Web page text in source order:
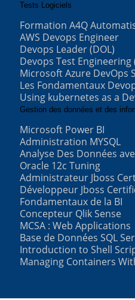
Tests Logiciels
Formation A4Q
AWS Devops Engineer
Devops Leader (DOL)
Devops Test Engineering
Microsoft Azure DevOps
Les Fondamentaux
Using kubernetes as a
Gestion des données et des
Microsoft Power BI
Administration MYSQL
Analyse Des Données
Oracle 12c Tuning
Administrateur Jboss
Développeur Jboss
Fondamentaux de la BI
Concepteur Qlik Sense
MCSA : Web Applications
Base de Données SQL
Introduction to Shell
Managing Containers